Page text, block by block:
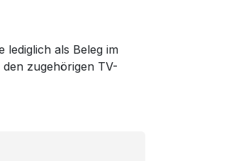
lediglich als Beleg im
zugehörigen TV-